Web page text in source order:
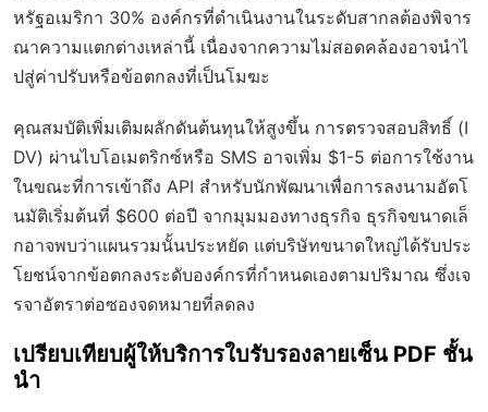
หรัฐอเมริกา 30% องค์กรที่ดำเนินงานในระดับสากลต้องพิจาร
ณาความแตกต่างเหล่านี้ เนื่องจากความไม่สอดคล้องอาจนำไ
ปสู่ค่าปรับหรือข้อตกลงที่เป็นโมฆะ
คุณสมบัติเพิ่มเติมผลักดันต้นทุนให้สูงขึ้น การตรวจสอบสิทธิ์ (I
DV) ผ่านไบโอเมตริกซ์หรือ SMS อาจเพิ่ม $1-5 ต่อการใช้งาน
ในขณะที่การเข้าถึง API สำหรับนักพัฒนาเพื่อการลงนามอัตโ
นมัติเริ่มต้นที่ $600 ต่อปี จากมุมมองทางธุรกิจ ธุรกิจขนาดเล็
กอาจพบว่าแผนรวมนั้นประหยัด แต่บริษัทขนาดใหญ่ได้รับประ
โยชน์จากข้อตกลงระดับองค์กรที่กำหนดเองตามปริมาณ ซึ่งเจ
รจาอัตราต่อซองจดหมายที่ลดลง
เปรียบเทียบผู้ให้บริการใบรับรองลายเซ็น PDF ชั้น
นำ